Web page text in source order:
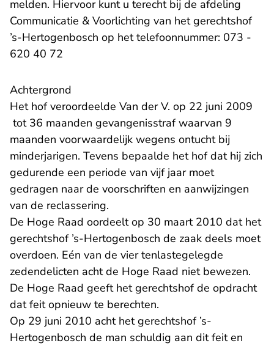
melden. Hiervoor kunt u terecht bij de afdeling
Communicatie & Voorlichting van het gerechtshof
’s-Hertogenbosch op het telefoonnummer: 073 -
620 40 72
Achtergrond
Het hof veroordeelde Van der V. op 22 juni 2009
- U verlaat Rechtspraak.nl
tot 36 maanden gevangenisstraf waarvan 9
maanden voorwaardelijk wegens ontucht bij
minderjarigen. Tevens bepaalde het hof dat hij zich
gedurende een periode van vijf jaar moet
gedragen naar de voorschriften en aanwijzingen
van de reclassering.
De Hoge Raad oordeelt op 30 maart 2010 - U
dat het
gerechtshof ’s-Hertogenbosch de zaak deels moet
overdoen. Eén van de vier tenlastegelegde
zedendelicten acht de Hoge Raad niet bewezen.
De Hoge Raad geeft het gerechtshof de opdracht
dat feit opnieuw te berechten.
Op 29 juni 2010 - U verlaat Rechtspraak.nl
acht het gerechtshof ’s-
Hertogenbosch de man schuldig aan dit feit en